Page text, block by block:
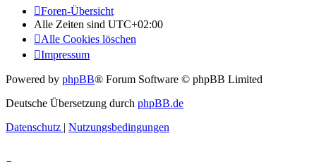
Foren-Übersicht
Alle Zeiten sind UTC+02:00
Alle Cookies löschen
Impressum
Powered by phpBB® Forum Software © phpBB Limited
Deutsche Übersetzung durch phpBB.de
Datenschutz | Nutzungsbedingungen